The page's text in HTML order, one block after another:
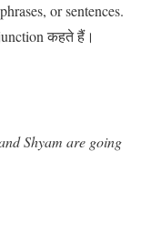
or sentences.
कहते हैं।
Shyam are going